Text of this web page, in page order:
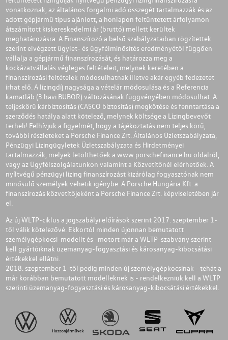
vonatkoznak, az általános forgalmi adó összegét tartalmazzák és az
adott gépjármű típus ajánlott, a honlapon feltüntetett árfolyamon
átszámított kiskereskedelmi ár (bruttó) mellett kerültek
meghatározásra. A Finanszírozó a belső szabályzataiban rögzítettek
szerint elvégzett ügylet- és ügyfélminősítés eredményétől függően
vállalja a gépjármű finanszírozását, és határozza meg a
kockázatvállalás végleges feltételeit, melynek keretében a
finanszírozási feltételek módosulhatnak illetve akár egyéb fedezetet
írhat elő. A lízingdíj nagysága a vételár módosulása és a Referencia
kamatláb (3 havi BUBOR) változásának függvényében módosulhat. A
teljeskörű kárbiztosítás (CASCO biztosítás) megkötése és fenntartása a
szerződés hatálya alatt kötelező, melynek költsége a Lízingbevevőt
terheli! Felhívjuk a figyelmét, hogy a tájékoztatás nem teljes körű,
további részleteket a Porsche Finance Zrt. Általános Üzletszabályzata,
Pénzügyi Lízingügyletek Üzletszabályzata és Hirdetményei
tartalmazzák, melyek letölthetőek a www.porschefinance.hu oldalról,
vagy az Ügyfélszolgálatunkon valamint a Közvetítőnél elérhetőek. A
nyíltvégű pénzügyi lízing finanszírozást kizárólag fogyasztónak nem
minősülő személyek vehetik igénybe. A Porsche Hungária Kft. a
finanszírozás közvetítőjeként a Porsche Finance Zrt. képviseletében jár
el.
Az új WLTP-ciklus a jogszabályi előírások szerint 2017. szeptember 1-
től válik kötelezővé. Ekkortól minden újonnan bemutatott
személygépkocsi-modellt és -motort már a WLTP-szabvány szerint
kell gyártóiknak üzemanyag-fogyasztási és károsanyag-kibocsátási
értékekkel ellátni.
2018. szeptember 1-től pedig minden új személygépkocsinak - tehát a
már korábban bemutatott modelleknek is - rendelkezniük kell a WLTP
szerinti üzemanyag-fogyasztási és károsanyag-kibocsátási értékekkel.